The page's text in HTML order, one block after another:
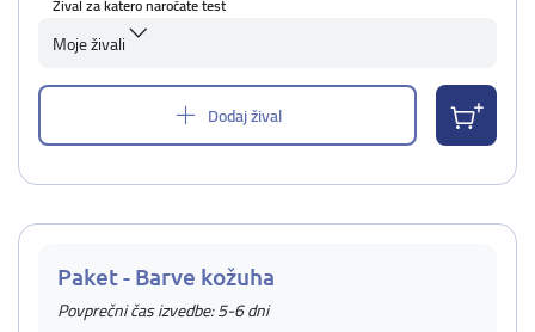
Moje živali
Dodaj žival
Paket - Barve kožuha
Povprečni čas izvedbe: 5-6 dni